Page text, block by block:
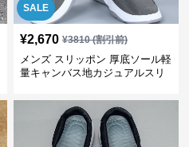
SALE
¥2,670 ¥3810(割引前)
メンズ スリッポン 厚底ソール軽
量キャンバス地カジュアルスリ